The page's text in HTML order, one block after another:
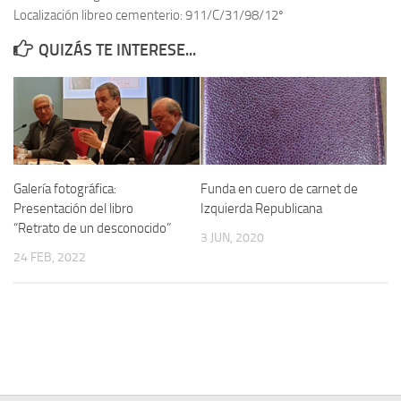
Memoria Histórica
Investigación previa de la represión en Talavera de la Reina (1937-
1947).
Informe Represión en Toledo 1936-1947 | Buscador
Informe de la fosa de abril de 1939 de Tembleque
Enciclopedia Republicana
Militantes históricos IR
Personajes republicanos
Localización libreo cementerio: 911/C/31/98/12º
QUIZÁS TE INTERESE...
Galería fotográfica:
Presentación del libro
“Retrato de un desconocido”
24 FEB, 2022
Funda en cuero de carnet de
Izquierda Republicana
3 JUN, 2020